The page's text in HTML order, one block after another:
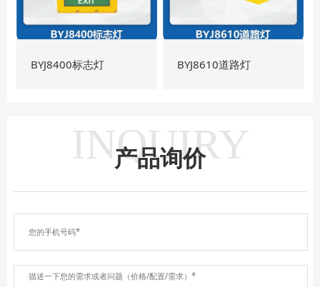
BYJ8400标志灯 BYJ8610道路灯
INQUIRY
产品询价